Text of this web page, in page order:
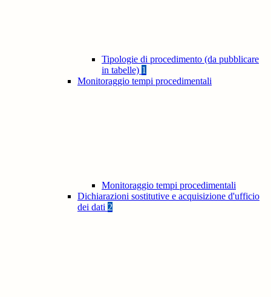
Tipologie di procedimento (da pubblicare
in tabelle) 1
Monitoraggio tempi procedimentali
Monitoraggio tempi procedimentali
Dichiarazioni sostitutive e acquisizione d'ufficio
dei dati 2